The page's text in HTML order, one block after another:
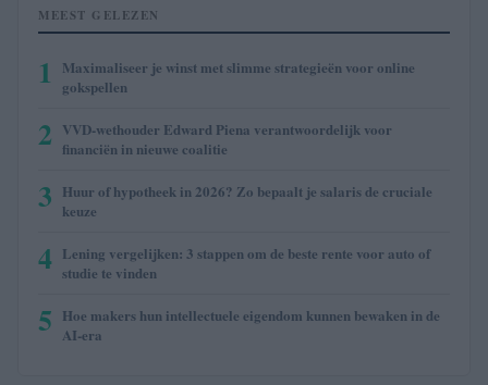
MEEST GELEZEN
1
Maximaliseer je winst met slimme strategieën voor online
gokspellen
2 VVD-wethouder Edward Piena verantwoordelijk voor
financiën in nieuwe coalitie
3 Huur of hypotheek in 2026? Zo bepaalt je salaris de cruciale
keuze
4 Lening vergelijken: 3 stappen om de beste rente voor auto of
studie te vinden
5 Hoe makers hun intellectuele eigendom kunnen bewaken in de
AI-era